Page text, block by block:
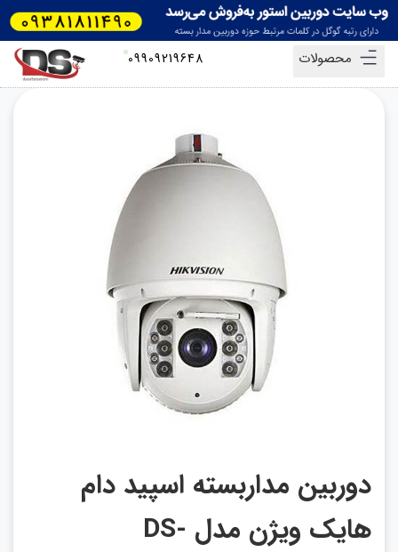
محصولات 09909219648
دوربین مداربسته اسپید دام
هایک ویژن مدل DS-